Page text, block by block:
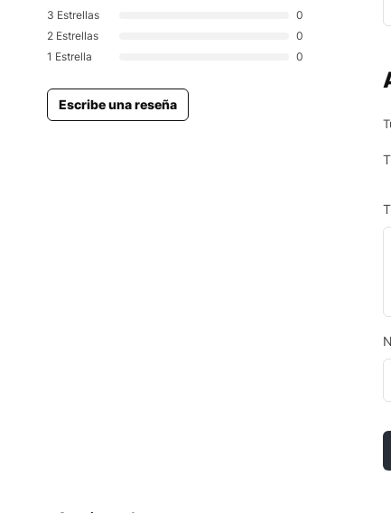
3 Estrellas
0
2 Estrellas
0
1 Estrella
0
Escribe una reseña